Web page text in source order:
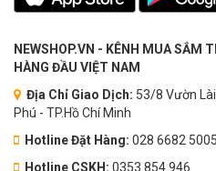
NEWSHOP.VN - KÊNH MUA SẮM
HÀNG ĐẦU VIỆT NAM
Địa Chỉ Giao Dịch: 53/8 Vườn
Phú - TP.Hồ Chí Minh
Hotline Đặt Hàng: 028 6682
Hotline CSKH: 0353.854.946